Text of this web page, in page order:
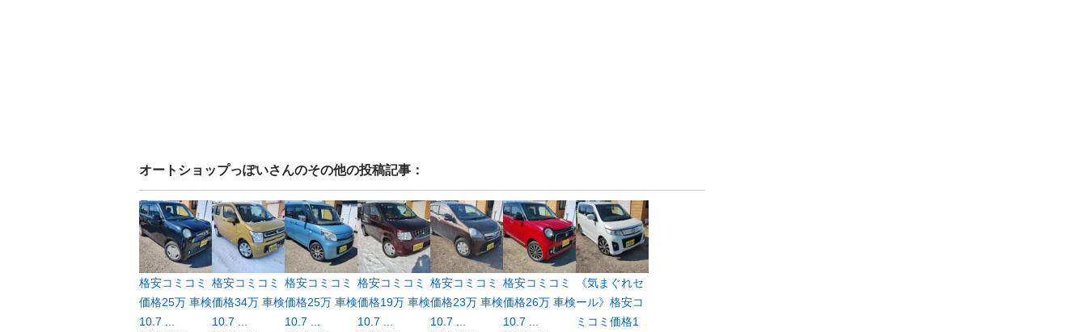
オートショップっぽいさんのその他の投稿記事：
格安コミコミ
価格25万 車検
10.7 ...
格安コミコミ
価格34万 車検
10.7 ...
格安コミコミ
価格25万 車検
10.7 ...
格安コミコミ
価格19万 車検
10.7 ...
格安コミコミ
価格23万 車検
10.7 ...
格安コミコミ
価格26万 車検
10.7 ...
《気まぐれセ
ール》格安コ
ミコミ価格1